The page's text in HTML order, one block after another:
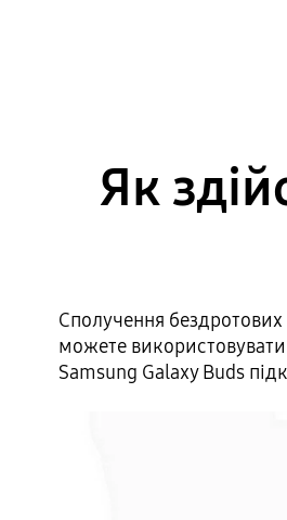
Як
Сполучення
можете використовувати
Samsung Galaxy Buds